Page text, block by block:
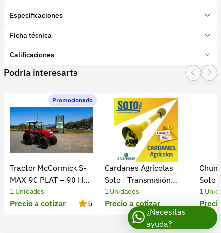
Especificaciones
Marca: Ferrari - BCS (Italiano) - IDEAGRO LASA
Tipo de producto:
Subcategoría:Motocultores y motoazadas
Ficha técnica
file
Calificaciones
1 Star
2 Star
3 Star4 Star
0 calificaciones
5 Estrellas
4 Estrellas
3 Estrellas
2 Estrellas
1 Estrellas
Podría interesarte
Promocionado
Tractor McCormick S-
MAX 90 PLAT – 90 HP
Turbo
1 Unidades
Precio a cotizar 5
Cardanes Agrícolas
Soto | Transmisión
eficiente y confiable​
1 Unidades
Precio a cotizar
Soto
1
¿Necesitas
ayuda?